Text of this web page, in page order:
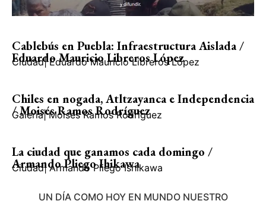
Cablebús en Puebla: Infraestructura Aislada /
Eduardo Mauricio Libreros López
Ciudad| Eduardo Mauricio Libreros López
Chiles en nogada, Atltzayanca e Independencia
/ Moisés Ramos Rodríguez
Galería| Moisés Ramos Rodríguez
La ciudad que ganamos cada domingo /
Armando Pliego Ihikawa
Ciudad| Armando Pliego Ishikawa
UN DÍA COMO HOY EN MUNDO NUESTRO